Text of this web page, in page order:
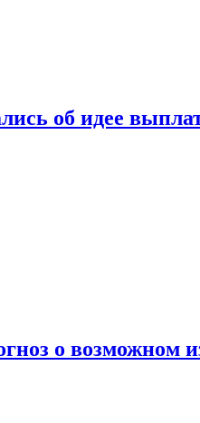
об идее
о возможном